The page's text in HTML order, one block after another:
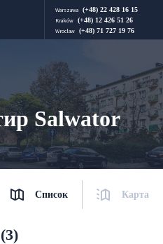
Warszawa (+48) 22 428 16 15
Kraków (+48) 12 426 51 26
Wroclaw (+48) 71 727 19 76
Salwator
Список Карта